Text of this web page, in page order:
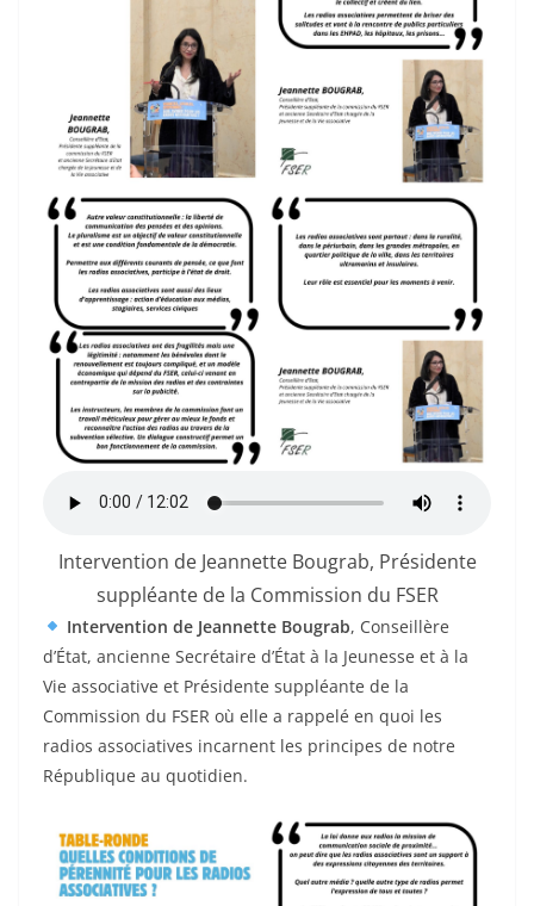
Intervention de Jeannette Bougrab, Présidente
suppléante de la Commission du FSER
Intervention de Jeannette Bougrab, Conseillère
d’État, ancienne Secrétaire d’État à la Jeunesse et à la
Vie associative et Présidente suppléante de la
Commission du FSER où elle a rappelé en quoi les
radios associatives incarnent les principes de notre
République au quotidien.